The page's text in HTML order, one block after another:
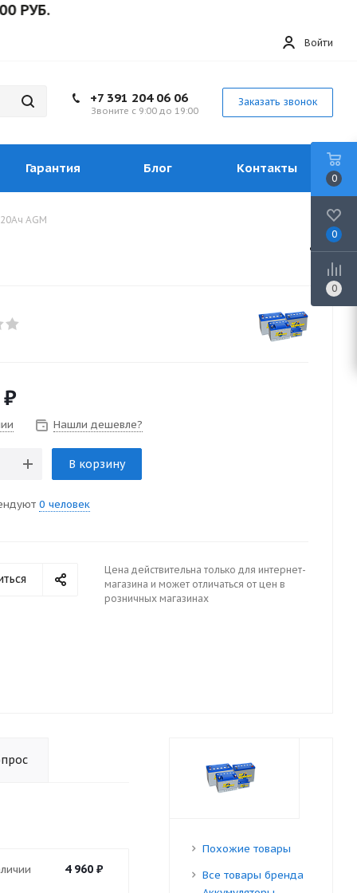
Войти
+7 391 204 06 06
Звоните с 9:00 до 19:00
Заказать звонок
Гарантия Блог Контакты
AGM
₽
Нашли дешевле?
В корзину
0 человек
Цена действительна только для интернет-
магазина и может отличаться от цен в
розничных магазинах
4 960₽
Похожие товары
Все товары бренда
0
0
0